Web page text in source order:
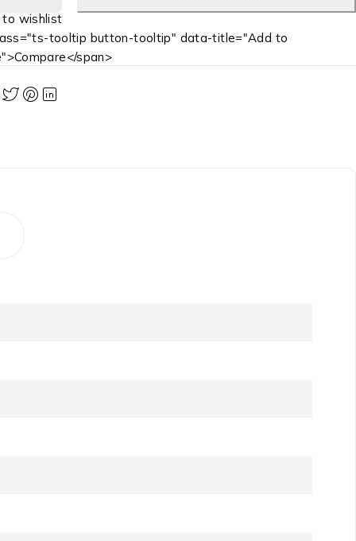
tooltip button-tooltip" data-title="Add to
span>